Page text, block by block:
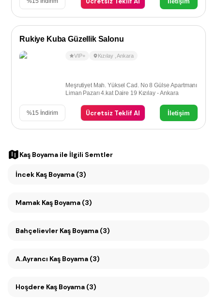
Rukiye Kuba Güzellik Salonu
VIP+ Kızılay ,Ankara
Meşrutiyet Mah. Yüksel Cad. No 8 Gülse Apartmanı
Liman Pazarı 4.kat Daire 19 Kızılay - Ankara
%15 İndirim Ücretsiz Teklif Al İletişim
Kaş Boyama ile İlgili Semtler
İncek Kaş Boyama (3)
Mamak Kaş Boyama (3)
Bahçelievler Kaş Boyama (3)
A.Ayrancı Kaş Boyama (3)
Hoşdere Kaş Boyama (3)